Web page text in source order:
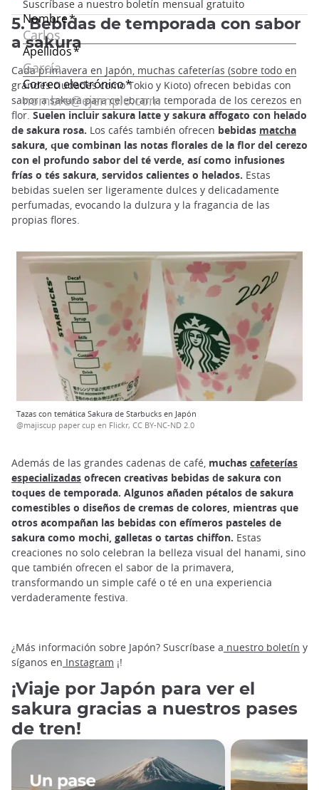
5. Bebidas de temporada con sabor
a sakura
Cada primavera en Japón, muchas cafeterías (sobre todo en
grandes ciudades como Tokio y Kioto) ofrecen bebidas con
sabor a sakura para celebrar la temporada de los cerezos en
flor. Suelen incluir sakura latte y sakura affogato con helado
de sakura rosa. Los cafés también ofrecen bebidas matcha
sakura, que combinan las notas florales de la flor del cerezo
con el profundo sabor del té verde, así como infusiones
frías o tés sakura, servidos calientes o helados. Estas
bebidas suelen ser ligeramente dulces y delicadamente
perfumadas, evocando la dulzura y la fragancia de las
propias flores.
Tazas con temática Sakura de Starbucks en Japón
@majiscup paper cup en Flickr, CC BY-NC-ND 2.0
Además de las grandes cadenas de café, muchas cafeterías
especializadas ofrecen creativas bebidas de sakura con
toques de temporada. Algunos añaden pétalos de sakura
comestibles o diseños de cremas de colores, mientras que
otros acompañan las bebidas con efímeros pasteles de
sakura como mochi, galletas o tartas chiffon. Estas
creaciones no solo celebran la belleza visual del hanami, sino
que también ofrecen el sabor de la primavera,
transformando un simple café o té en una experiencia
verdaderamente festiva.
¿Más información sobre Japón? Suscríbase a nuestro boletín y
síganos en Instagram ¡!
¡Viaje por Japón para ver el
sakura gracias a nuestros pases
de tren!